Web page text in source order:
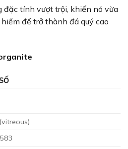
đặc tính vượt trội, khiến nó vừa
để trở thành đá quý cao